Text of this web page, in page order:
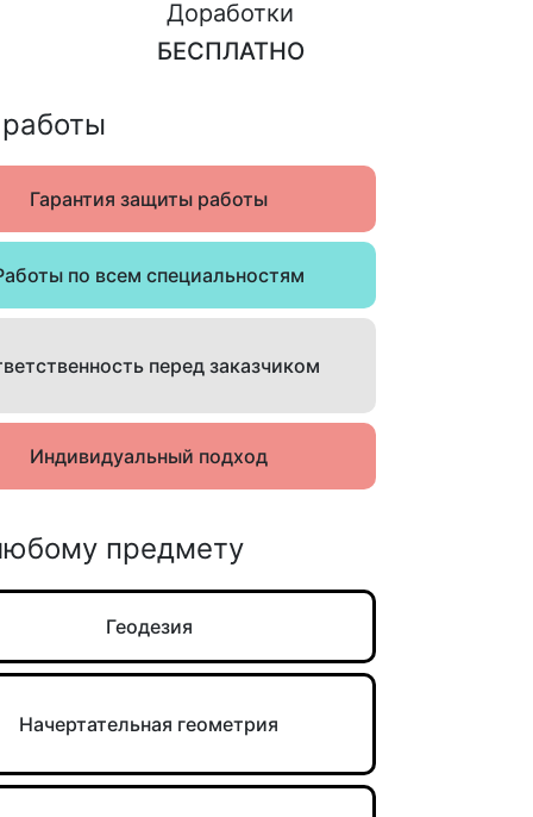
Доработки
БЕСПЛАТНО
Гарантия защиты работы
по всем специальностям
перед заказчиком
Индивидуальный подход
предмету
Геодезия
Начертательная геометрия